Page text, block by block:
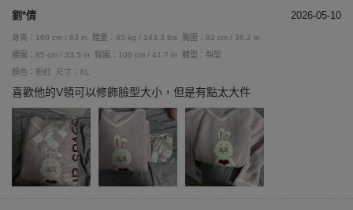
劉*倩 2026-05-10
身高：160 cm / 63 in 體重：65 kg / 143.3 lbs
胸圍：92 cm / 36.2 in
腰圍：85 cm / 33.5 in
臀圍：106 cm / 41.7 in
體型：梨型
顏色：粉紅
尺寸：XL
喜歡他的V領可以修飾臉型大小，但是有點太大件